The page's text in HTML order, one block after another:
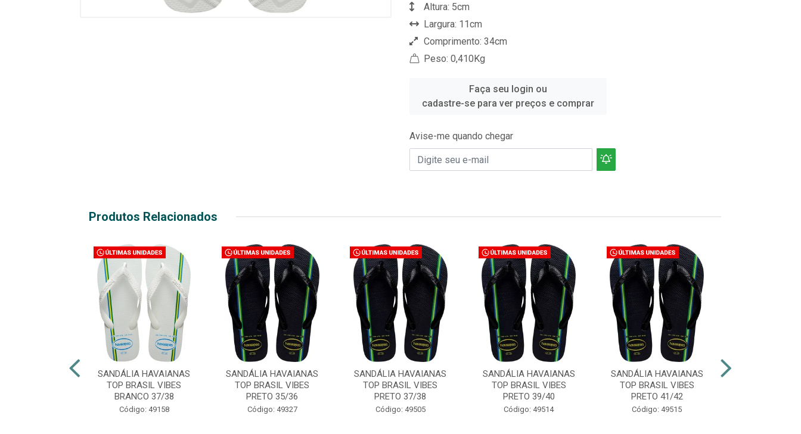
Altura: 5cm
Largura: 11cm
Comprimento: 34cm
Peso: 0,410Kg
Faça seu login ou
cadastre-se para ver preços e comprar
Avise-me quando chegar
Produtos Relacionados
SANDÁLIA HAVAIANAS
TOP BRASIL VIBES
BRANCO 37/38
Código: 49158
SANDÁLIA HAVAIANAS
TOP BRASIL VIBES
PRETO 35/36
Código: 49327
SANDÁLIA HAVAIANAS
TOP BRASIL VIBES
PRETO 37/38
Código: 49505
SANDÁLIA HAVAIANAS
TOP BRASIL VIBES
PRETO 39/40
Código: 49514
SANDÁLIA HAVAIANAS
TOP BRASIL VIBES
PRETO 41/42
Código: 49515